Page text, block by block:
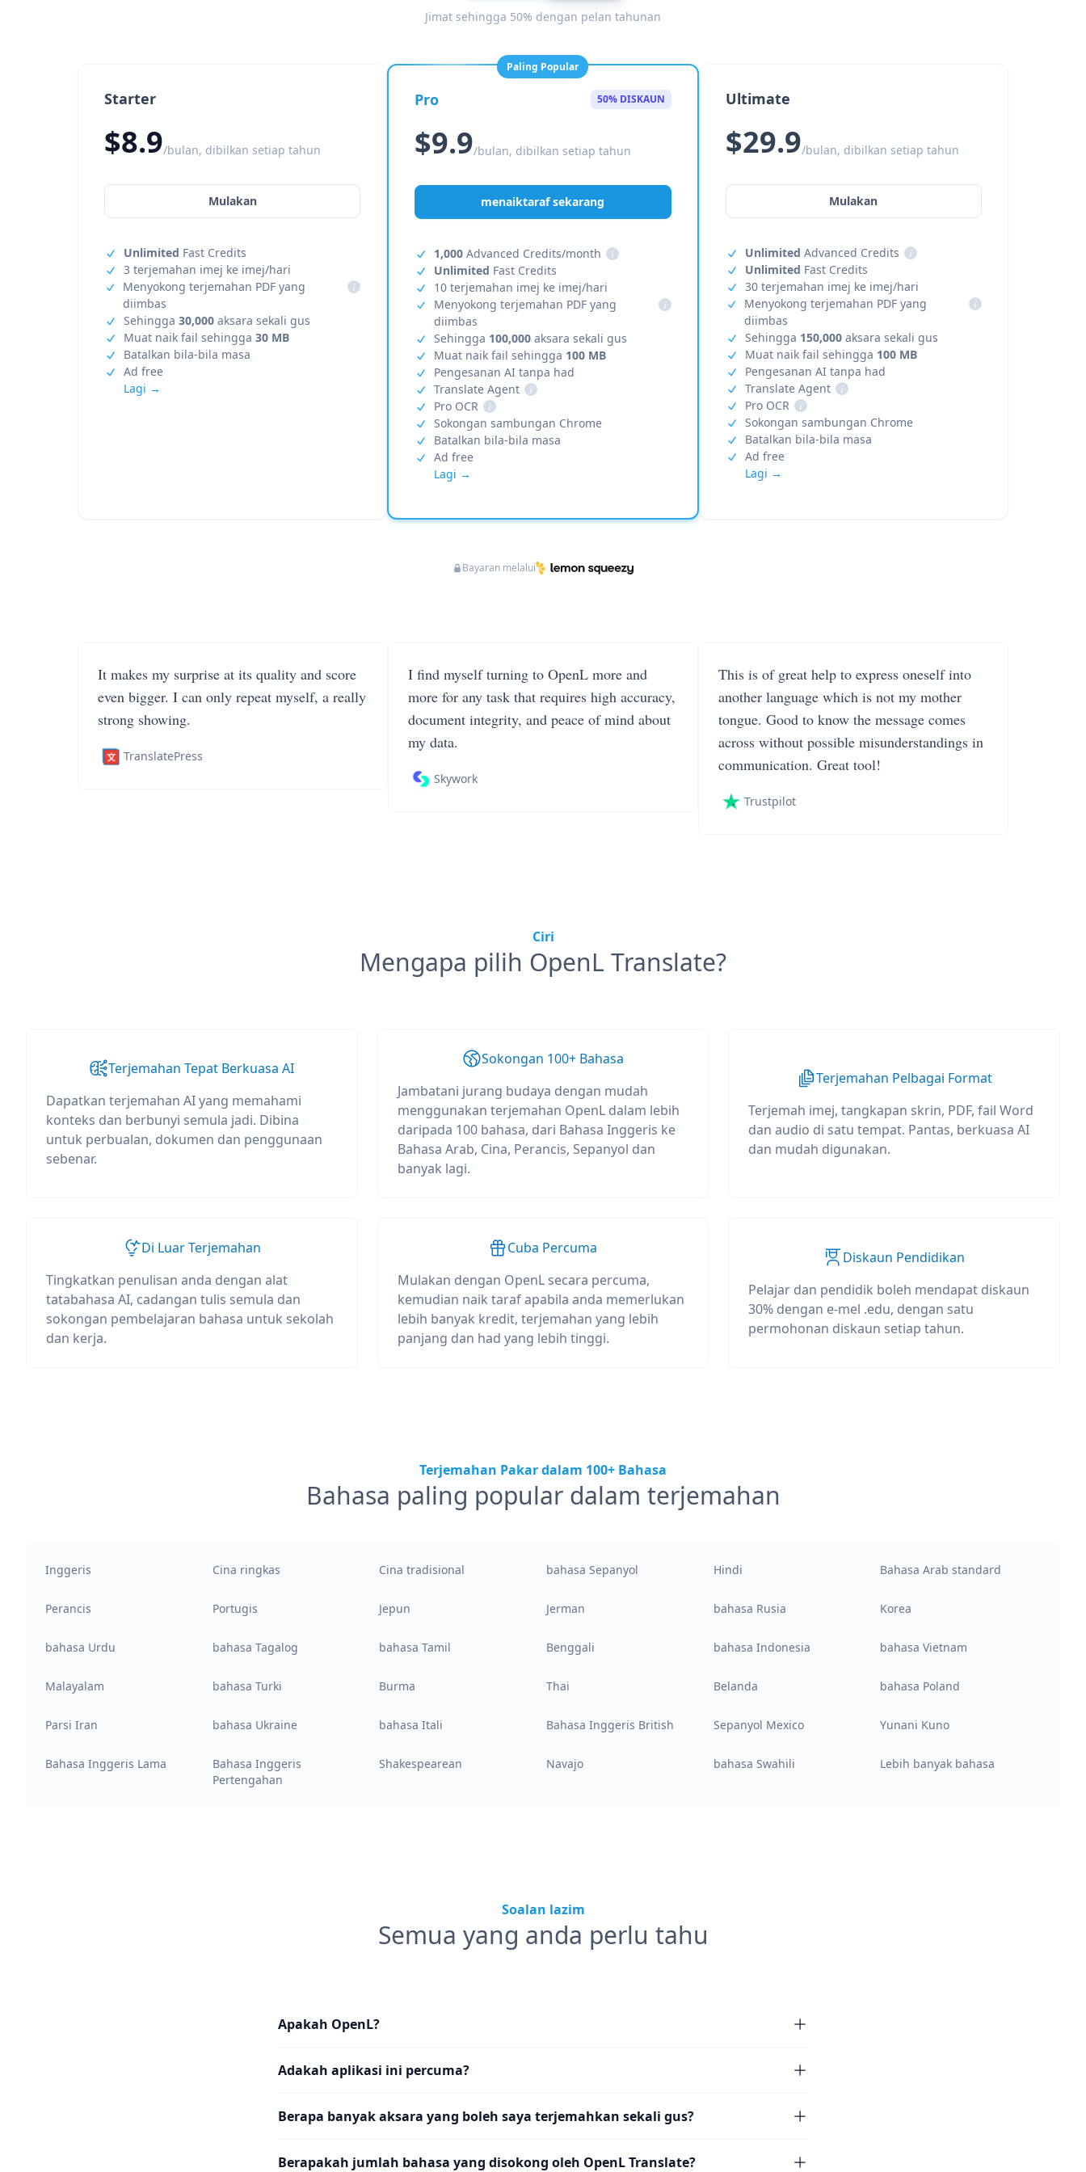
Jimat sehingga 50% dengan pelan tahunan
Starter
$8.9/bulan, dibilkan setiap tahun
Mulakan
Unlimited Fast Credits
3 terjemahan imej ke imej/hari
Menyokong terjemahan PDF yang
diimbas
i
Sehingga 30,000 aksara sekali gus
Muat naik fail sehingga 30 MB
Batalkan bila-bila masa
Ad free
Lagi →
Paling Popular
Pro 50% DISKAUN
$9.9/bulan, dibilkan setiap tahun
menaiktaraf sekarang
1,000 Advanced Credits/month
i
Unlimited Fast Credits
10 terjemahan imej ke imej/hari
Menyokong terjemahan PDF yang
diimbas
i
Sehingga 100,000 aksara sekali gus
Muat naik fail sehingga 100 MB
Pengesanan AI tanpa had
Translate Agent
i
Pro OCR
i
Sokongan sambungan Chrome
Batalkan bila-bila masa
Ad free
Lagi →
Ultimate
$29.9/bulan, dibilkan setiap tahun
Mulakan
Unlimited Advanced Credits
i
Unlimited Fast Credits
30 terjemahan imej ke imej/hari
Menyokong terjemahan PDF yang
diimbas
i
Sehingga 150,000aksara sekali gus
Muat naik fail sehingga 100 MB
Pengesanan AI tanpa had
Translate Agent
i
Pro OCR
i
Sokongan sambungan Chrome
Batalkan bila-bila masa
Ad free
Lagi →
Bayaran melalui
It makes my surprise at its quality and score
even bigger. I can only repeat myself, a really
strong showing.
TranslatePress
I find myself turning to OpenL more and
more for any task that requires high accuracy,
document integrity, and peace of mind about
my data.
Skywork
This is of great help to express oneself into
another language which is not my mother
tongue. Good to know the message comes
across without possible misunderstandings in
communication. Great tool!
Trustpilot
Ciri
Mengapa pilih OpenL Translate?
Terjemahan Tepat Berkuasa AI
Dapatkan terjemahan AI yang memahami
konteks dan berbunyi semula jadi. Dibina
untuk perbualan, dokumen dan penggunaan
sebenar.
Sokongan 100+ Bahasa
Jambatani jurang budaya dengan mudah
menggunakan terjemahan OpenL dalam lebih
daripada 100 bahasa, dari Bahasa Inggeris ke
Bahasa Arab, Cina, Perancis, Sepanyol dan
banyak lagi.
Terjemahan Pelbagai Format
Terjemah imej, tangkapan skrin, PDF, fail Word
dan audio di satu tempat. Pantas, berkuasa AI
dan mudah digunakan.
Di Luar Terjemahan
Tingkatkan penulisan anda dengan alat
tatabahasa AI, cadangan tulis semula dan
sokongan pembelajaran bahasa untuk sekolah
dan kerja.
Cuba Percuma
Mulakan dengan OpenL secara percuma,
kemudian naik taraf apabila anda memerlukan
lebih banyak kredit, terjemahan yang lebih
panjang dan had yang lebih tinggi.
Diskaun Pendidikan
Pelajar dan pendidik boleh mendapat diskaun
30% dengan e-mel .edu, dengan satu
permohonan diskaun setiap tahun.
Terjemahan Pakar dalam 100+ Bahasa
Bahasa paling popular dalam terjemahan
Inggeris Cina ringkas Cina tradisional bahasa Sepanyol Hindi Bahasa Arab standard
Perancis Portugis Jepun Jerman bahasa Rusia Korea
bahasa Urdu bahasa Tagalog bahasa Tamil Benggali bahasa Indonesia bahasa Vietnam
Malayalam bahasa Turki Burma Thai Belanda bahasa Poland
Parsi Iran bahasa Ukraine bahasa Itali Bahasa Inggeris British Sepanyol Mexico Yunani Kuno
Bahasa Inggeris Lama
Bahasa Inggeris
Pertengahan
Shakespearean Navajo bahasa Swahili Lebih banyak bahasa
Soalan lazim
Semua yang anda perlu tahu
Apakah OpenL?
Adakah aplikasi ini percuma?
Berapa banyak aksara yang boleh saya terjemahkan sekali gus?
Berapakah jumlah bahasa yang disokong oleh OpenL Translate?